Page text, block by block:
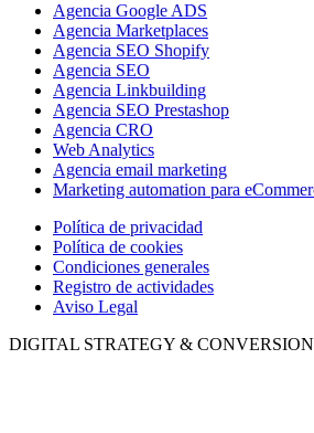
Agencia Google ADS
Agencia Marketplaces
Agencia SEO Shopify
Agencia SEO
Agencia Linkbuilding
Agencia SEO Prestashop
Agencia CRO
Web Analytics
Agencia email marketing
Marketing automation para
Política de privacidad
Política de cookies
Condiciones generales
Registro de actividades
Aviso Legal
DIGITAL STRATEGY & CONVERSION